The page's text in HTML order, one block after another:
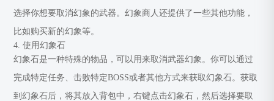
选择你想要取消幻象的武器。幻象商人还提供了一些其他功能，
比如购买新的幻象等。
4. 使用幻象石
幻象石是一种特殊的物品，可以用来取消武器幻象。你可以通过
完成特定任务、击败特定BOSS或者其他方式来获取幻象石。获取
到幻象石后，将其放入背包中，右键点击幻象石，然后选择要取